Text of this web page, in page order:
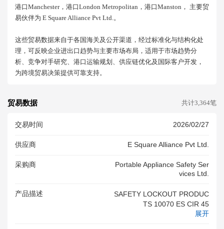
港口manchester，港口london Metropolitan，港口manston， 主要贸
易伙伴为 E Square Alliance Pvt Ltd.。
这些贸易数据来自于各国海关及公开渠道，经过标准化与结构化处
理，可反映企业进出口趋势与主要市场布局，适用于市场趋势分
析、竞争对手研究、港口运输规划、供应链优化及国际客户开发，
为跨境贸易决策提供可靠支持。
贸易数据 共计3,364笔
交易时间 2026/02/27
供应商 E Square Alliance Pvt Ltd.
采购商
Portable Appliance Safety Ser
Vices Ltd.
产品描述
SAFETY LOCKOUT PRODUC
TS 10070 ES CIR 45
展开